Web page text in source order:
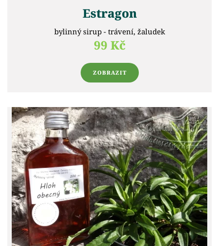
Estragon
bylinný sirup - trávení, žaludek
99 Kč
ZOBRAZIT